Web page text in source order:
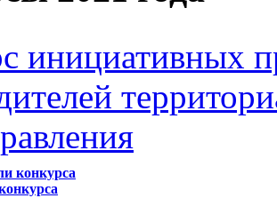
инициативных
конкурса